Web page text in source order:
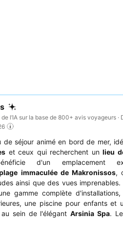
l’IA sur la base de 800+ avis voyageurs ·
de séjour animé en bord de mer,
et ceux qui recherchent un lieu
d'un emplacement
immaculée de Makronissos,
ainsi que des vues imprenables.
gamme complète
une piscine pour enfants et
au sein de l'élégantArsinia Spa.
des options variées et de